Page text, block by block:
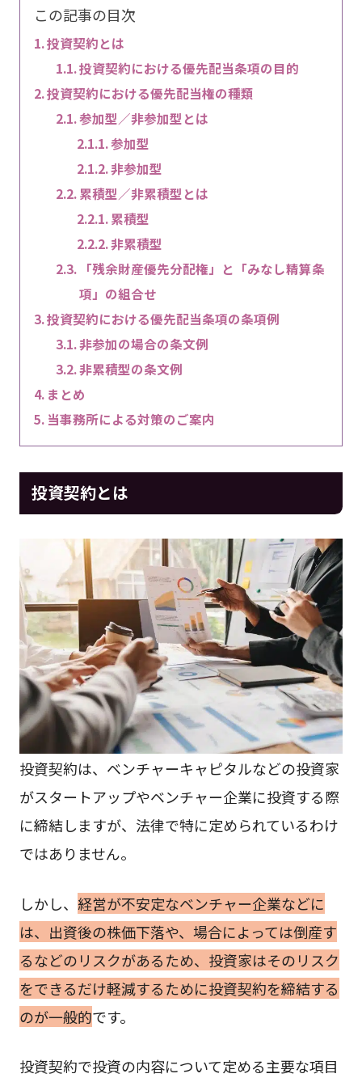
この記事の目次
投資契約とは
投資契約における優先配当条項の目的
投資契約における優先配当権の種類
参加型／非参加型とは
参加型
非参加型
累積型／非累積型とは
累積型
非累積型
「残余財産優先分配権」と「みなし精算条
項」の組合せ
投資契約における優先配当条項の条項例
非参加の場合の条文例
非累積型の条文例
まとめ
当事務所による対策のご案内
投資契約とは
投資契約は、ベンチャーキャピタルなどの投資家
がスタートアップやベンチャー企業に投資する際
に締結しますが、法律で特に定められているわけ
ではありません。
しかし、 経営が不安定なベンチャー企業などに
は、出資後の株価下落や、場合によっては倒産す
るなどのリスクがあるため、投資家はそのリスク
をできるだけ軽減するために投資契約を締結する
のが一般的です。
投資契約で投資の内容について定める主要な項目